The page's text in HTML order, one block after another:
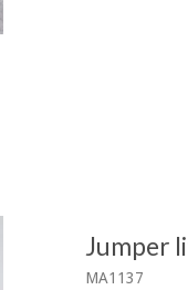
Jumper
MA1137